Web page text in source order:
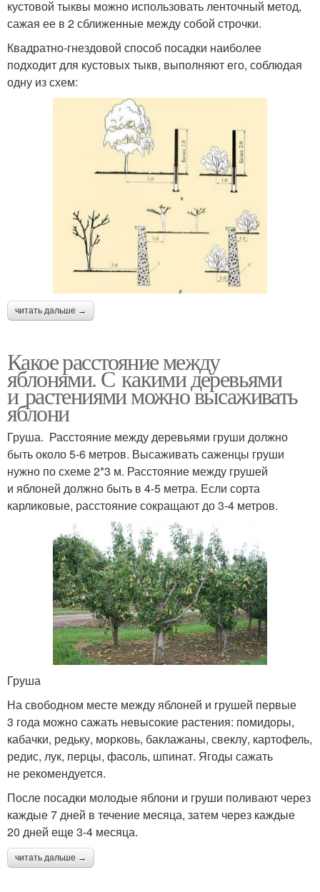
кустовой тыквы можно использовать ленточный метод,
сажая ее в 2 сближенные между собой строчки.
Квадратно-гнездовой способ посадки наиболее
подходит для кустовых тыкв, выполняют его, соблюдая
одну из схем:
читать дальше →
Какое расстояние между
яблонями. С какими деревьями
и растениями можно высаживать
яблони
Груша. Расстояние между деревьями груши должно
быть около 5-6 метров. Высаживать саженцы груши
нужно по схеме 2*3 м. Расстояние между грушей
и яблоней должно быть в 4-5 метра. Если сорта
карликовые, расстояние сокращают до 3-4 метров.
Груша
На свободном месте между яблоней и грушей первые
3 года можно сажать невысокие растения: помидоры,
кабачки, редьку, морковь, баклажаны, свеклу, картофель,
редис, лук, перцы, фасоль, шпинат. Ягоды сажать
не рекомендуется.
После посадки молодые яблони и груши поливают через
каждые 7 дней в течение месяца, затем через каждые
20 дней еще 3-4 месяца.
читать дальше →